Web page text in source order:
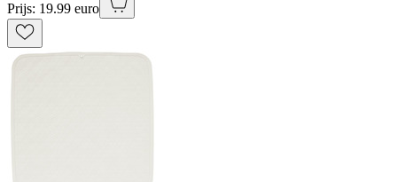
Prijs: 19.99 euro